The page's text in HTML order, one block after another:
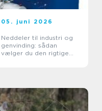
05. juni 2026
Neddeler til industri og
genvinding: sådan
vælger du den rigtige